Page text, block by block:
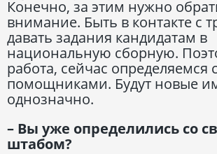
Конечно, за этим нужно
внимание. Быть в контакте с
давать задания кандидатам в
национальную сборную.
работа, сейчас определяемся с
помощниками. Будут новые
однозначно.
– Вы уже определились со
штабом?